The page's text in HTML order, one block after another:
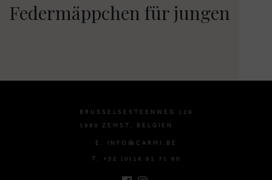
Federmäppchen für jungen
BRUSSELSESTEENWEG 129
1980 ZEMST, BELGIEN
E. INFO@CARMI.BE
T. +32 (0)16 61 71 60